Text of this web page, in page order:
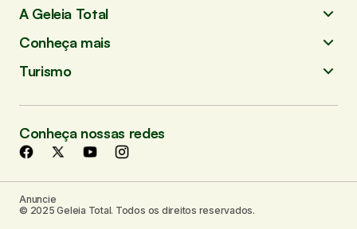
A Geleia Total
Conheça mais
Turismo
Conheça nossas redes
Anuncie
© 2025 Geleia Total. Todos os direitos reservados.